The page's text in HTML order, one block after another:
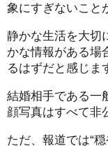
象にすぎないこと
静かな生活を大切
かな情報がある場
るはずだと感じま
結婚相手である一
顔写真はすべて非
ただ、報道では“